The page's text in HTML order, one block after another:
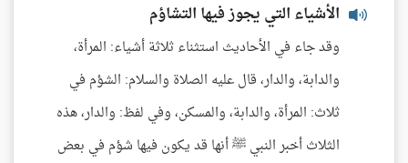
الأشياء التي يجوز فيها التشاؤم
وقد جاء في الأحاديث استثناء ثلاثة أشياء: المرأة،
والدابة، والدار، قال عليه الصلاة والسلام: الشؤم في
ثلاث: المرأة، والدابة، والمسكن، وفي لفظ: والدار، هذه
الثلاث أخبر النبي ﷺ أنها قد يكون فيها شؤم في بعض